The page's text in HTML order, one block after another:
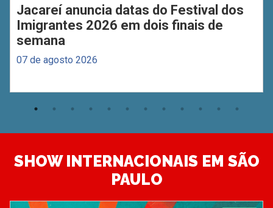
Jacareí anuncia datas do Festival dos
Imigrantes 2026 em dois finais de
semana
07 de agosto 2026
SHOW INTERNACIONAIS EM SÃO
PAULO